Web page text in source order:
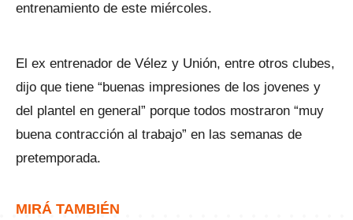
entrenamiento de este miércoles.
El ex entrenador de Vélez y Unión, entre otros clubes,
dijo que tiene “buenas impresiones de los jovenes y
del plantel en general” porque todos mostraron “muy
buena contracción al trabajo” en las semanas de
pretemporada.
MIRÁ TAMBIÉN